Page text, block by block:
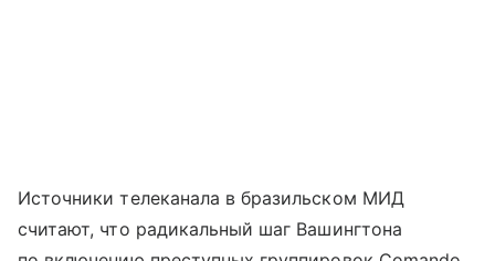
Источники телеканала в бразильском МИД
считают, что радикальный шаг Вашингтона